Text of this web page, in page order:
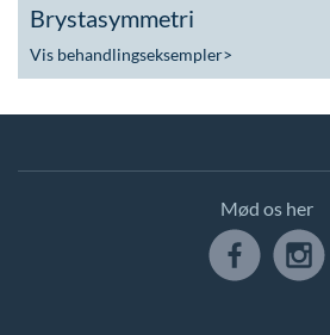
Brystasymmetri
Vis behandlingseksempler>
Mød os her